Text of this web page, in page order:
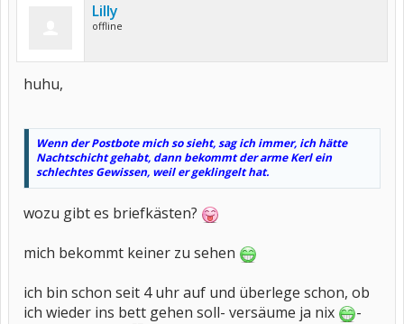
Lilly
offline
huhu,
Wenn der Postbote mich so sieht, sag ich immer, ich hätte
Nachtschicht gehabt, dann bekommt der arme Kerl ein
schlechtes Gewissen, weil er geklingelt hat.
wozu gibt es briefkästen?
mich bekommt keiner zu sehen
ich bin schon seit 4 uhr auf und überlege schon, ob
ich wieder ins bett gehen soll- versäume ja nix
-